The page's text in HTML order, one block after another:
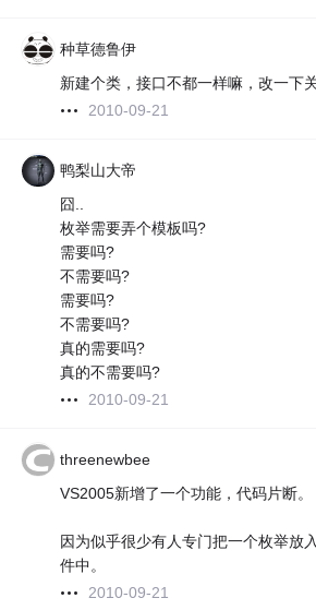
种草德鲁伊
新建个类，接口不都一样嘛，改一下
2010-09-21
鸭梨山大帝
囧..
枚举需要弄个模板吗?
需要吗?
不需要吗?
需要吗?
不需要吗?
真的需要吗?
真的不需要吗?
2010-09-21
threenewbee
VS2005新增了一个功能，代码片断。
因为似乎很少有人专门把一个枚举放
件中。
2010-09-21